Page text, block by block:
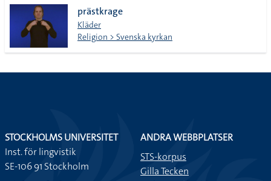
prästkrage
Kläder
Religion > Svenska kyrkan
STOCKHOLMS UNIVERSITET
Inst. för lingvistik
SE-106 91 Stockholm
ANDRA WEBBPLATSER
STS-korpus
Gilla Tecken